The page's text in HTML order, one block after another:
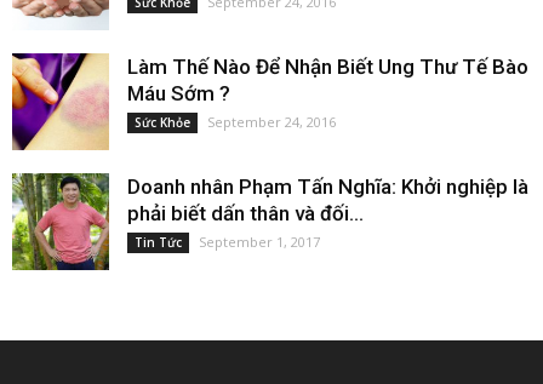
Làm Thế Nào Để Nhận Biết Ung Thư Tế Bào
Máu Sớm ?
Sức Khỏe September 24, 2016
Doanh nhân Phạm Tấn Nghĩa: Khởi nghiệp là
phải biết dấn thân và đối...
Tin Tức September 1, 2017